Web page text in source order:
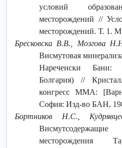
условий
месторождений //
месторождений. Т. 1.
Бресковска В.В., Мозгова
Висмутовая
Нареченски Бани:
Болгария) //
конгресс ММА:
София: Изд-во БАН,
Бортников Н.С.,
месторождения